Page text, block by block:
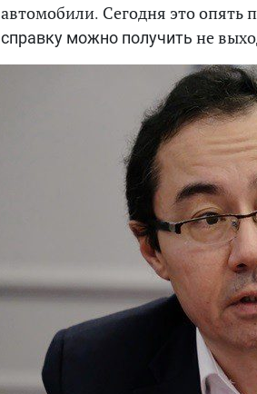
автомобили. Сегодня это опять
справку можно получить не